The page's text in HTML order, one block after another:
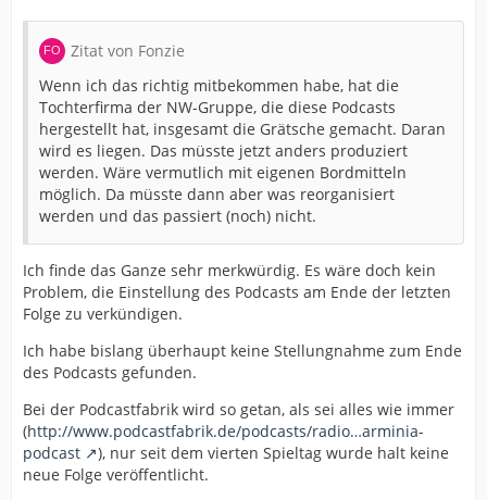
Zitat von Fonzie
Wenn ich das richtig mitbekommen habe, hat die
Tochterfirma der NW-Gruppe, die diese Podcasts
hergestellt hat, insgesamt die Grätsche gemacht. Daran
wird es liegen. Das müsste jetzt anders produziert
werden. Wäre vermutlich mit eigenen Bordmitteln
möglich. Da müsste dann aber was reorganisiert
werden und das passiert (noch) nicht.
Ich finde das Ganze sehr merkwürdig. Es wäre doch kein
Problem, die Einstellung des Podcasts am Ende der letzten
Folge zu verkündigen.
Ich habe bislang überhaupt keine Stellungnahme zum Ende
des Podcasts gefunden.
Bei der Podcastfabrik wird so getan, als sei alles wie immer
(http://www.podcastfabrik.de/podcasts/radio…arminia-
podcast
), nur seit dem vierten Spieltag wurde halt keine
neue Folge veröffentlicht.